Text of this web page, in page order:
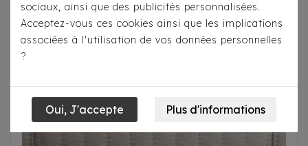
sociaux, ainsi que des publicités personnalisées.
Acceptez-vous ces cookies ainsi que les implications
associées à l'utilisation de vos données personnelles
?